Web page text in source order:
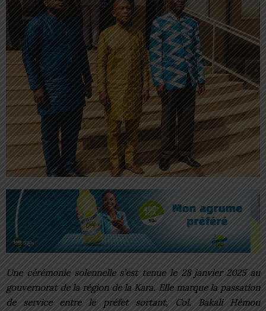
Une cérémonie solennelle s’est tenue le 28 janvier 2025 au
gouvernorat de la région de la Kara. Elle marque la passation
de service entre le préfet sortant, Col. Bakali Hèmou